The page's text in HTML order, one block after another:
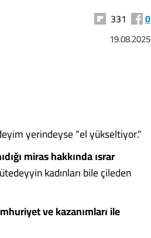
331 0
19.08.2025
yerindeyse “el yükseltiyor."
miras hakkında ısrar
kadınları bile çileden
ve kazanımları ile